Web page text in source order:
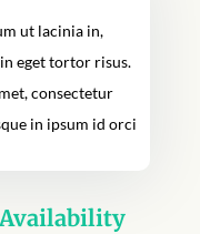
ut lacinia in,
eget tortor risus.
consectetur
in ipsum id orci